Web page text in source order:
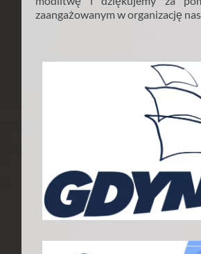
zaangażowanym w organizację